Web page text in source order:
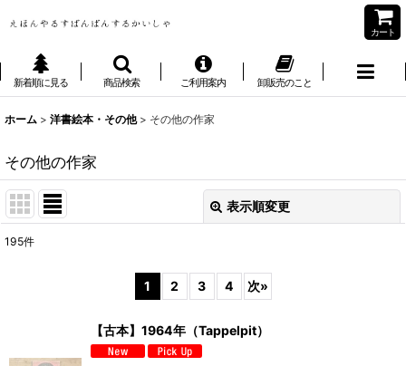
カート
新着順に見る 商品検索 ご利用案内 卸販売のこと
ホーム > 洋書絵本・その他 > その他の作家
その他の作家
表示順変更
絞り込む
195件
1 2 3 4 次»
【古本】1964年（Tappelpit）